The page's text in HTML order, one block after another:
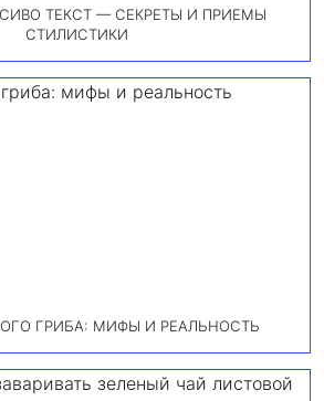
ТЕКСТ — СЕКРЕТЫ И ПРИЕМЫ
СТИЛИСТИКИ
ГРИБА: МИФЫ И РЕАЛЬНОСТЬ